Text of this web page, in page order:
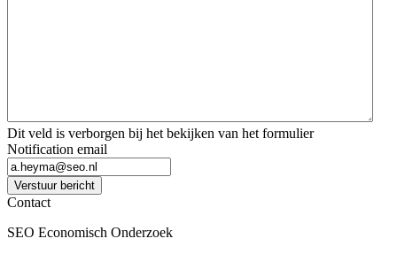
Dit veld is verborgen bij het bekijken van het formulier
Notification email
Verstuur bericht
Contact
SEO Economisch Onderzoek